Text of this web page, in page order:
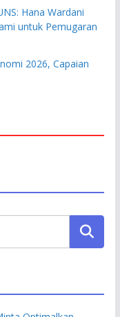
Hana Wardani
untuk Pemugaran
2026, Capaian